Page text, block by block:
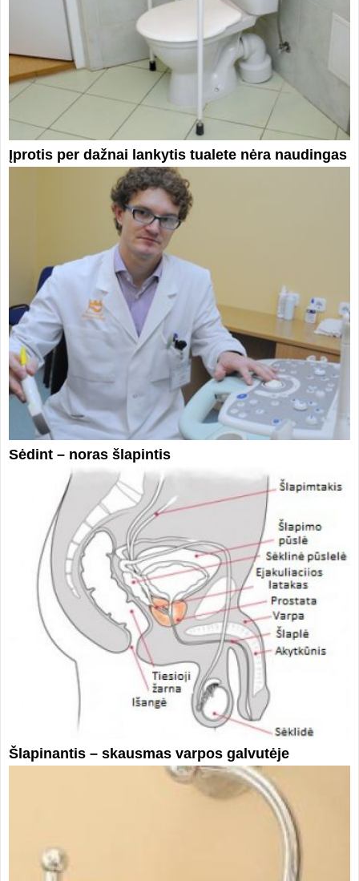
Įprotis per dažnai lankytis tualete nėra naudingas
Sėdint – noras šlapintis
Šlapinantis – skausmas varpos galvutėje